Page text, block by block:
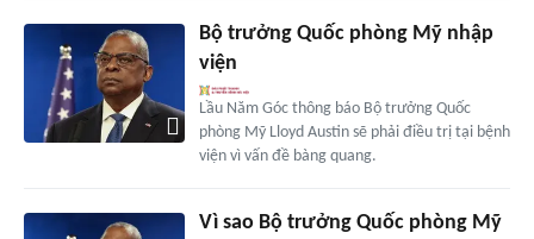
Bộ trưởng Quốc phòng Mỹ nhập
viện
Lầu Năm Góc thông báo Bộ trưởng Quốc
phòng Mỹ Lloyd Austin sẽ phải điều trị tại bệnh
viện vì vấn đề bàng quang.
Vì sao Bộ trưởng Quốc phòng Mỹ